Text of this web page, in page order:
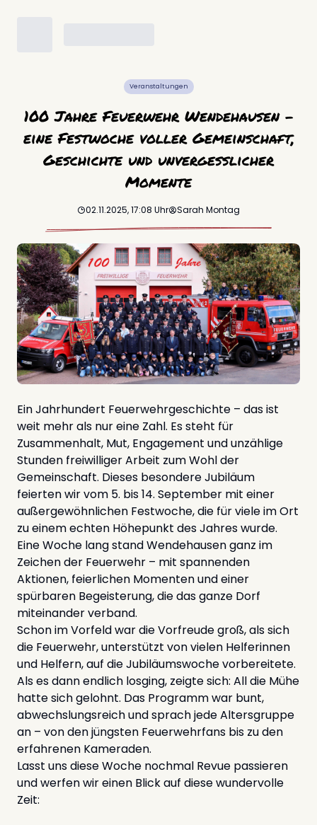
Veranstaltungen
100 Jahre Feuerwehr Wendehausen –
eine Festwoche voller Gemeinschaft,
Geschichte und unvergesslicher
Momente
02.11.2025, 17:08 Uhr Sarah Montag
Ein Jahrhundert Feuerwehrgeschichte – das ist
weit mehr als nur eine Zahl. Es steht für
Zusammenhalt, Mut, Engagement und unzählige
Stunden freiwilliger Arbeit zum Wohl der
Gemeinschaft. Dieses besondere Jubiläum
feierten wir vom 5. bis 14. September mit einer
außergewöhnlichen Festwoche, die für viele im Ort
zu einem echten Höhepunkt des Jahres wurde.
Eine Woche lang stand Wendehausen ganz im
Zeichen der Feuerwehr – mit spannenden
Aktionen, feierlichen Momenten und einer
spürbaren Begeisterung, die das ganze Dorf
miteinander verband.
Schon im Vorfeld war die Vorfreude groß, als sich
die Feuerwehr, unterstützt von vielen Helferinnen
und Helfern, auf die Jubiläumswoche vorbereitete.
Als es dann endlich losging, zeigte sich: All die Mühe
hatte sich gelohnt. Das Programm war bunt,
abwechslungsreich und sprach jede Altersgruppe
an – von den jüngsten Feuerwehrfans bis zu den
erfahrenen Kameraden.
Lasst uns diese Woche nochmal Revue passieren
und werfen wir einen Blick auf diese wundervolle
Zeit: